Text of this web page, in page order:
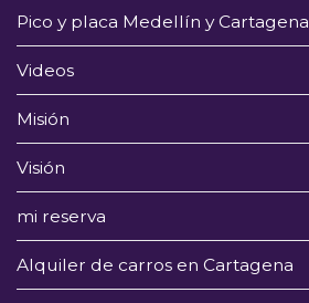
Pico y placa Medellín y Cartagena
Videos
Misión
Visión
mi reserva
Alquiler de carros en Cartagena